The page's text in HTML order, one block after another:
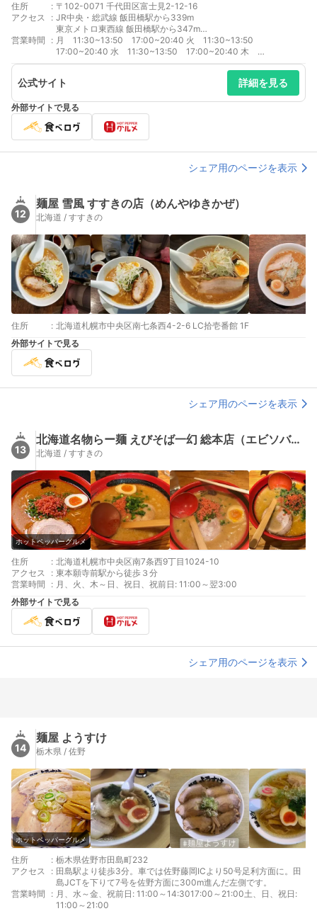
住所 : 〒102-0071 千代田区富士見2-12-16
アクセス
: JR中央・総武線 飯田橋駅から339m
東京メトロ東西線 飯田橋駅から347m
東京メトロ南北線 飯田橋駅から357m
東京メトロ有楽町線 飯田橋駅から357m
都営大江戸線 飯田橋駅から459m
営業時間 : 月 11:30~13:50 17:00~20:40 火 11:30~13:50
17:00~20:40 水 11:30~13:50 17:00~20:40 木
11:30~13:50 17:00~20:40 金 11:30~13:50 17:00~20:40
土 11:30~13:50 17:00~20:40 11:30～13:50（L.O.）／17:00
～20:40（L.O.）
公式サイト 詳細を見る
外部サイトで見る
シェア用のページを表示
12
麺屋 雪風 すすきの店（めんやゆきかぜ）
北海道 / すすきの
住所 : 北海道札幌市中央区南七条西4-2-6 LC拾壱番館 1F
外部サイトで見る
シェア用のページを表示
13
北海道名物らー麺 えびそば一幻 総本店（エビソバイチゲン）
北海道 / すすきの
ホットペッパーグルメ
住所 : 北海道札幌市中央区南7条西9丁目1024-10
アクセス
: 東本願寺前駅から徒歩３分
営業時間
: 月、火、木～日、祝日、祝前日: 11:00～翌3:00
外部サイトで見る
シェア用のページを表示
14
麺屋 ようすけ
栃木県 / 佐野
ホットペッパーグルメ
住所 : 栃木県佐野市田島町232
アクセス
: 田島駅より徒歩3分。車では佐野藤岡ICより50号足利方面に。田
島JCTを下りて7号を佐野方面に300m進んだ左側です。
営業時間
: 月、水～金、祝前日: 11:00～14:3017:00～21:00土、日、祝日:
11:00～21:00